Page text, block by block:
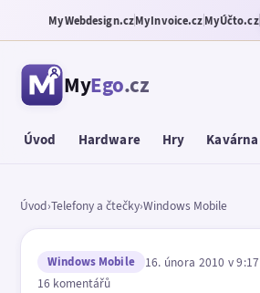
MyWebdesign.czMyInvoice.czMyÚčto.cz
MyEgo.cz
Úvod Hardware Hry Kavárna
Úvod›Telefony a čtečky›Windows Mobile
Windows Mobile 16. února 2010 v 9:17
16 komentářů